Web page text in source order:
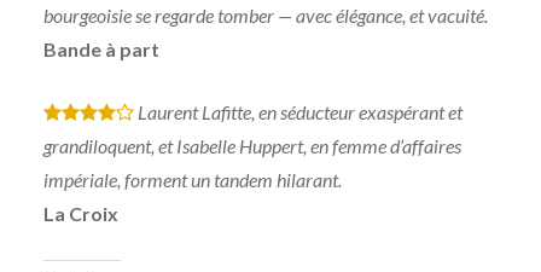
bourgeoisie se regarde tomber — avec élégance, et vacuité.
Bande à part
* * * *
Laurent Lafitte, en séducteur exaspérant et
grandiloquent, et Isabelle Huppert, en femme d’affaires
impériale, forment un tandem hilarant.
La Croix